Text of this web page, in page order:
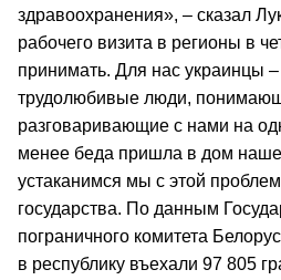
здравоохранения», – сказал
рабочего визита в регионы в
принимать. Для нас украинцы –
трудолюбивые люди,
разговаривающие с нами на
менее беда пришла в дом
устаканимся мы с этой
государства. По данным
пограничного комитета
в республику въехали 97 805